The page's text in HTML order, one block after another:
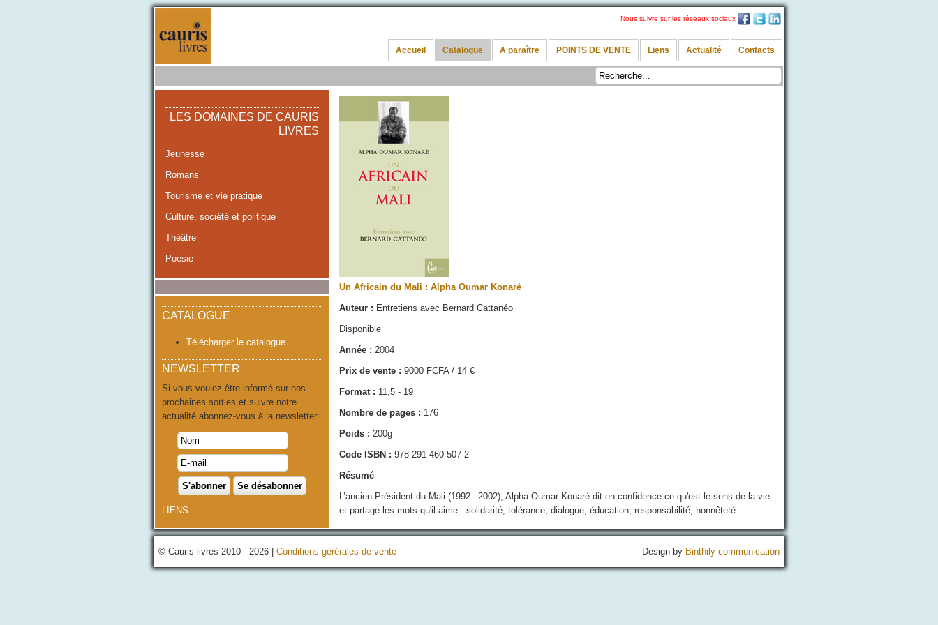
Nous suivre sur les réseaux sociaux
Accueil Catalogue A paraître POINTS DE VENTE Liens Actualité Contacts
LES DOMAINES DE CAURIS
LIVRES
Jeunesse
Romans
Tourisme et vie pratique
Culture, société et politique
Théâtre
Poésie
CATALOGUE
Télécharger le catalogue
NEWSLETTER
Si vous voulez être informé sur nos
prochaines sorties et suivre notre
actualité abonnez-vous à la newsletter:
LIENS
Un Africain du Mali : Alpha Oumar Konaré
Auteur : Entretiens avec Bernard Cattanéo
Disponible
Année : 2004
Prix de vente : 9000 FCFA / 14 €
Format : 11,5 - 19
Nombre de pages : 176
Poids : 200g
Code ISBN : 978 291 460 507 2
Résumé
L’ancien Président du Mali (1992 –2002), Alpha Oumar Konaré dit en confidence ce qu'est le sens de la vie
et partage les mots qu'il aime : solidarité, tolérance, dialogue, éducation, responsabilité, honnêteté...
© Cauris livres 2010 - 2026 | Conditions gérérales de vente Design by Binthily communication